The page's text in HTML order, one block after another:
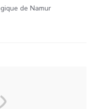
de Namur